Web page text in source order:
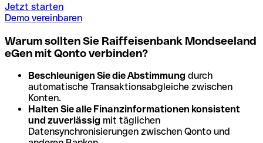
Jetzt starten
Demo vereinbaren
Warum sollten Sie Raiffeisenbank Mondseeland
eGen mit Qonto verbinden?
Beschleunigen Sie die Abstimmung durch
automatische Transaktionsabgleiche zwischen
Konten.
Halten Sie alle Finanzinformationen konsistent
und zuverlässig mit täglichen
Datensynchronisierungen zwischen Qonto und